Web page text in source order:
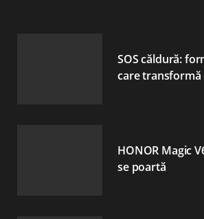
SOS căldură:
care transformă
HONOR Magic
se poartă